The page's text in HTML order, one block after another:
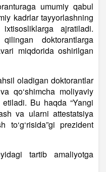
umumiy qabul
kadrlar tayyorlashning
ajratiladi.
doktorantlarga
miqdorida oshirilgan
oladigan doktorantlar
qo‘shimcha moliyaviy
Bu haqda “Yangi
va ularni attestatsiya
to‘g‘risida”gi prezident
tartib amaliyotga